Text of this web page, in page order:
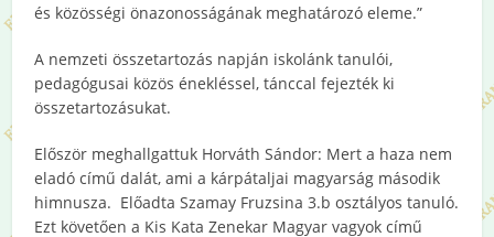
és közösségi önazonosságának meghatározó eleme.”
A nemzeti összetartozás napján iskolánk tanulói,
pedagógusai közös énekléssel, tánccal fejezték ki
összetartozásukat.
Először meghallgattuk Horváth Sándor: Mert a haza nem
eladó című dalát, ami a kárpátaljai magyarság második
himnusza. Előadta Szamay Fruzsina 3.b osztályos tanuló.
Ezt követően a Kis Kata Zenekar Magyar vagyok című